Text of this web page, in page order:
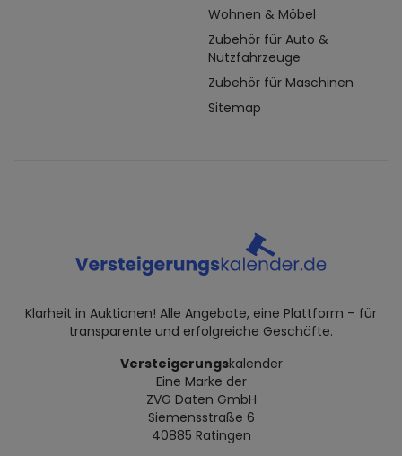
Wohnen & Möbel
Zubehör für Auto &
Nutzfahrzeuge
Zubehör für Maschinen
Sitemap
Klarheit in Auktionen! Alle Angebote, eine Plattform – für
transparente und erfolgreiche Geschäfte.
Versteigerungskalender
Eine Marke der
ZVG Daten GmbH
Siemensstraße 6
40885 Ratingen